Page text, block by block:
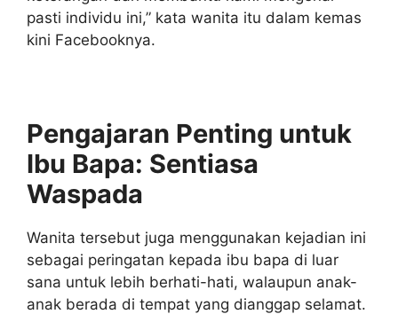
pasti individu ini,” kata wanita itu dalam kemas
kini Facebooknya.
Pengajaran Penting untuk
Ibu Bapa: Sentiasa
Waspada
Wanita tersebut juga menggunakan kejadian ini
sebagai peringatan kepada ibu bapa di luar
sana untuk lebih berhati-hati, walaupun anak-
anak berada di tempat yang dianggap selamat.